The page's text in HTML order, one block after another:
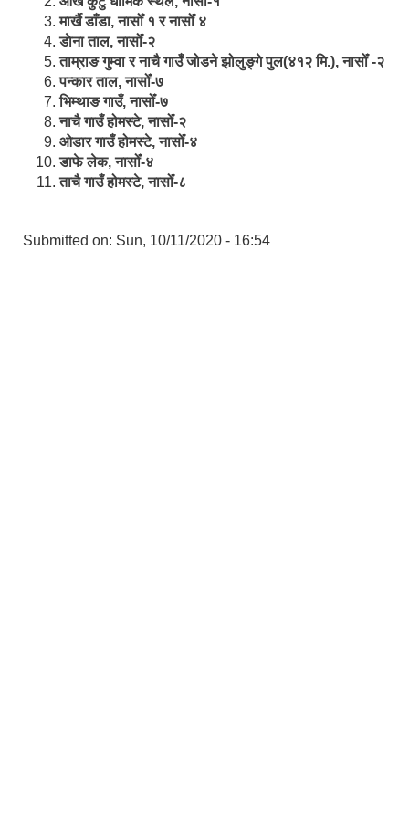
मार्खै डाँडा, नासोँ १ र नासोँ ४
डाेना ताल, नासोँ-२
ताम्राङ गुम्वा र नाचै गाउँ जोडने झोलुङ्गे पुल(४१२ मि.), नासोँ -२
पन्कार ताल, नासोँ-७
भिम्थाङ गाउँ, नासोँ-७
नाचै गाउँ होमस्टे, नासोँ-२
ओ‍‍‌डार गाउँ होमस्टे, नासोँ-४
डाफे लेक, नासोँ-४
ताचै गाउँ होमस्टे, नासोँ-८
Submitted on: Sun, 10/11/2020 - 16:54